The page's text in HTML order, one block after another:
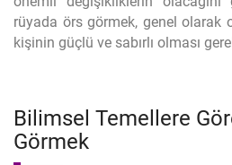
rüyada örs görmek, genel olarak
kişinin güçlü ve sabırlı olması
Bilimsel Temellere
Görmek